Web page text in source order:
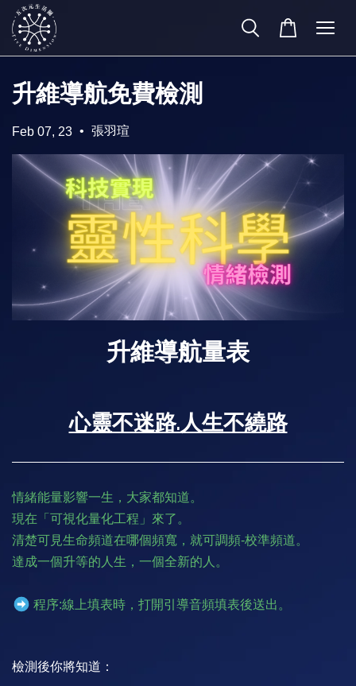
升維導航免費檢測
Feb 07, 23 • 張羽瑄
升維導航量表
心靈不迷路.人生不繞路
情緒能量影響一生，大家都知道。
現在「可視化量化工程」來了。
清楚可見生命頻道在哪個頻寬，就可調頻-校準頻道。
達成一個升等的人生，一個全新的人。
程序:線上填表時，打開引導音頻填表後送出。
檢測後你將知道：